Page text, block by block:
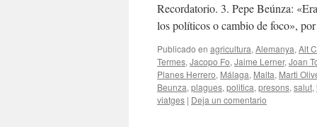
Recordatorio. 3. Pepe Beúnza:
los políticos o cambio de foco»,
Publicado en agricultura, Alemanya, Alt
Termes, Jacopo Fo, Jaime Lerner, Joan
Planes Herrero, Málaga, Malta, Marti
Beunza, plagues, politica, presons, salut,
viatges | Deja un comentario